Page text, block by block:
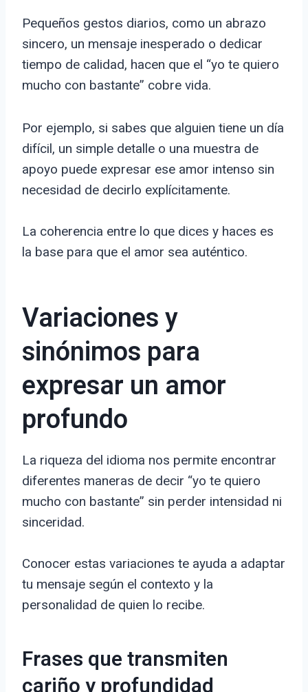
Pequeños gestos diarios, como un abrazo
sincero, un mensaje inesperado o dedicar
tiempo de calidad, hacen que el “yo te quiero
mucho con bastante” cobre vida.
Por ejemplo, si sabes que alguien tiene un día
difícil, un simple detalle o una muestra de
apoyo puede expresar ese amor intenso sin
necesidad de decirlo explícitamente.
La coherencia entre lo que dices y haces es
la base para que el amor sea auténtico.
Variaciones y
sinónimos para
expresar un amor
profundo
La riqueza del idioma nos permite encontrar
diferentes maneras de decir “yo te quiero
mucho con bastante” sin perder intensidad ni
sinceridad.
Conocer estas variaciones te ayuda a adaptar
tu mensaje según el contexto y la
personalidad de quien lo recibe.
Frases que transmiten